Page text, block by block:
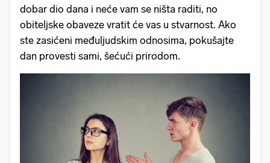
dobar dio dana i neće vam se ništa raditi, no
obiteljske obaveze vratit će vas u stvarnost. Ako
ste zasićeni međuljudskim odnosima, pokušajte
dan provesti sami, šećući prirodom.